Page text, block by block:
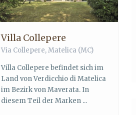
Villa Collepere
Via Collepere,Matelica (MC)
Villa Collepere befindet sich im
Land von Verdicchio di Matelica
im Bezirk von Maverata. In
diesem Teil der Marken ...